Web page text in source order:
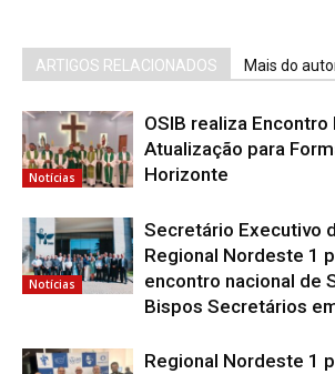
ARTIGOS RELACIONADOS Mais do
Notícias
OSIB realiza Encontro
Atualização para
Horizonte
Notícias
Secretário Executivo
Regional Nordeste 1
encontro nacional de
Bispos Secretários
Regional Nordeste 1